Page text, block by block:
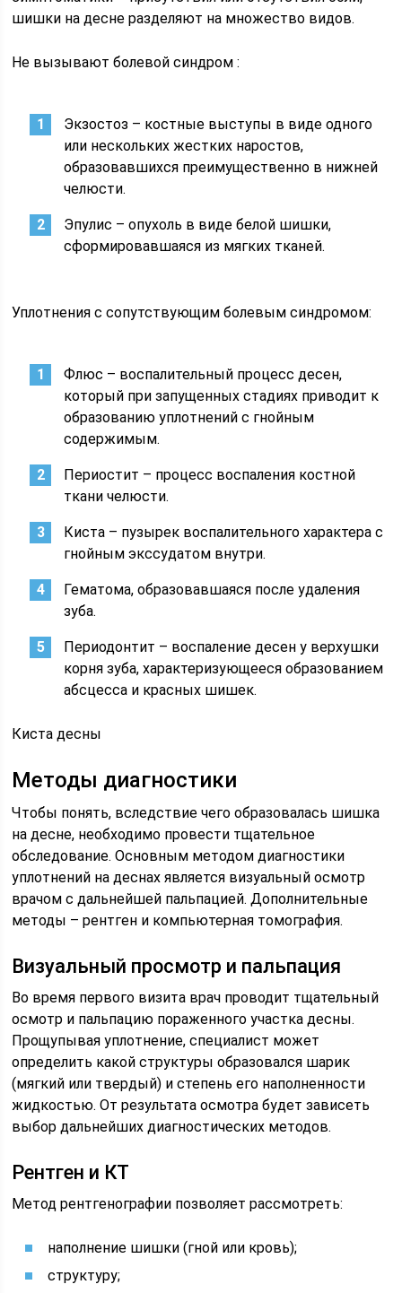
шишки на десне разделяют на множество видов.
Не вызывают болевой синдром :
Экзостоз – костные выступы в виде одного
или нескольких жестких наростов,
образовавшихся преимущественно в нижней
челюсти.
Эпулис – опухоль в виде белой шишки,
сформировавшаяся из мягких тканей.
Уплотнения с сопутствующим болевым синдромом:
Флюс – воспалительный процесс десен,
который при запущенных стадиях приводит к
образованию уплотнений с гнойным
содержимым.
Периостит – процесс воспаления костной
ткани челюсти.
Киста – пузырек воспалительного характера с
гнойным экссудатом внутри.
Гематома, образовавшаяся после удаления
зуба.
Периодонтит – воспаление десен у верхушки
корня зуба, характеризующееся образованием
абсцесса и красных шишек.
Киста десны
Методы диагностики
Чтобы понять, вследствие чего образовалась шишка
на десне, необходимо провести тщательное
обследование. Основным методом диагностики
уплотнений на деснах является визуальный осмотр
врачом с дальнейшей пальпацией. Дополнительные
методы – рентген и компьютерная томография.
Визуальный просмотр и пальпация
Во время первого визита врач проводит тщательный
осмотр и пальпацию пораженного участка десны.
Прощупывая уплотнение, специалист может
определить какой структуры образовался шарик
(мягкий или твердый) и степень его наполненности
жидкостью. От результата осмотра будет зависеть
выбор дальнейших диагностических методов.
Рентген и КТ
Метод рентгенографии позволяет рассмотреть:
наполнение шишки (гной или кровь);
структуру;